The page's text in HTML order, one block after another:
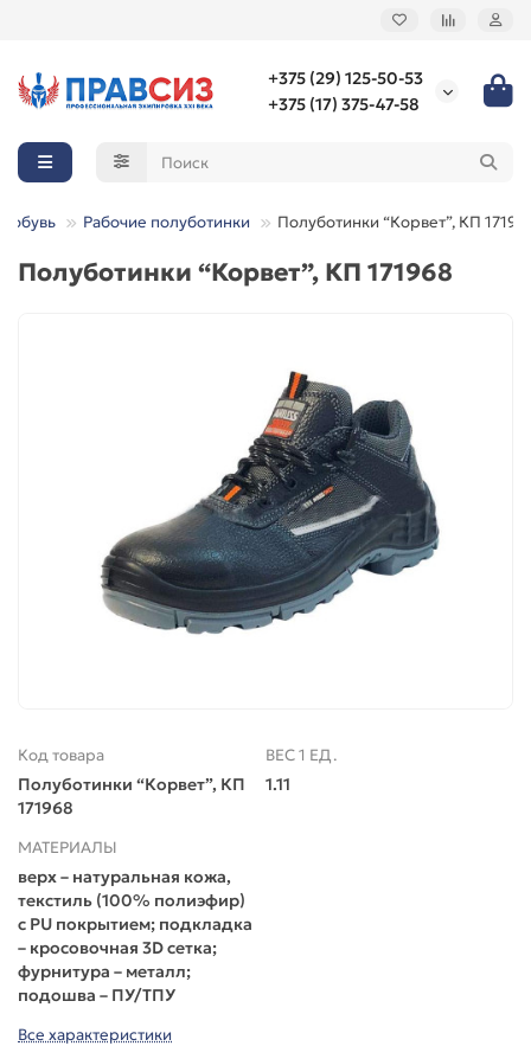
+375 (29) 125-50-53
+375 (17) 375-47-58
обувь Рабочие полуботинки Полуботинки “Корвет”, КП
Полуботинки “Корвет”, КП 171968
Код товара
Полуботинки “Корвет”, КП
171968
ВЕС 1 ЕД.
1.11
МАТЕРИАЛЫ
верх – натуральная кожа,
текстиль (100% полиэфир)
с PU покрытием; подкладка
– кросовочная 3D сетка;
фурнитура – металл;
подошва – ПУ/ТПУ
Все характеристики